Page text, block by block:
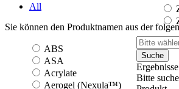
All
Sie können den Produktnamen aus der
ABS
ASA
Acrylate
Aerogel (Nexula™)
Suche
Bitte